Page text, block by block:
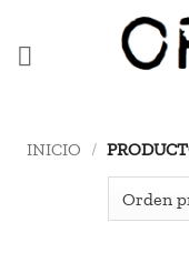
contenido
INICIO /